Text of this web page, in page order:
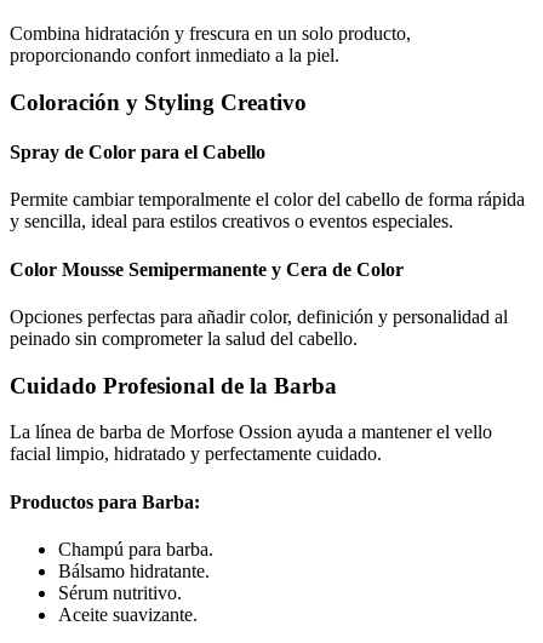
Combina hidratación y frescura en un solo producto,
proporcionando confort inmediato a la piel.
Coloración y Styling Creativo
Spray de Color para el Cabello
Permite cambiar temporalmente el color del cabello de forma rápida
y sencilla, ideal para estilos creativos o eventos especiales.
Color Mousse Semipermanente y Cera de Color
Opciones perfectas para añadir color, definición y personalidad al
peinado sin comprometer la salud del cabello.
Cuidado Profesional de la Barba
La línea de barba de Morfose Ossion ayuda a mantener el vello
facial limpio, hidratado y perfectamente cuidado.
Productos para Barba:
Champú para barba.
Bálsamo hidratante.
Sérum nutritivo.
Aceite suavizante.